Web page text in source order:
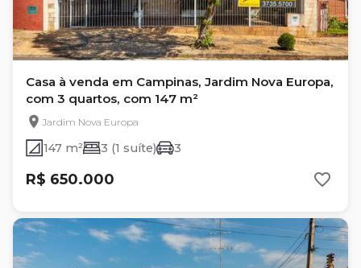
Casa à venda em Campinas, Jardim Nova Europa,
com 3 quartos, com 147 m²
Jardim Nova Europa
147 m² 3 (1 suíte) 3
R$ 650.000